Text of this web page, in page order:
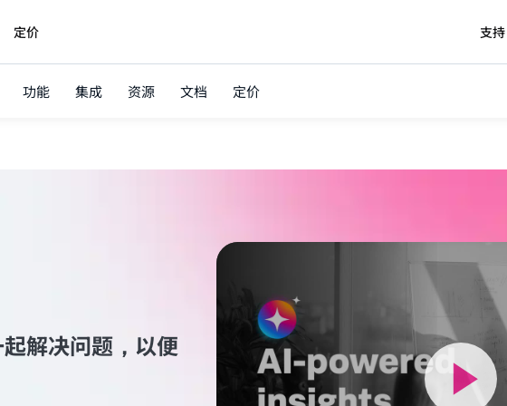
定价 支持
功能 集成 资源 文档 定价
解决问题，以便